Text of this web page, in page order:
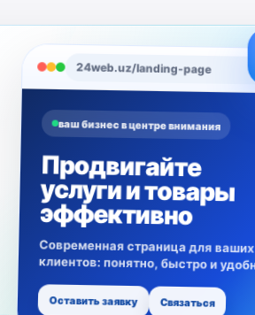
24web.uz/landing-page
ваш бизнес в центре внимания
Продвигайте
услуги и товары
эффективно
Современная страница для ваших
клиентов: понятно, быстро и удобно.
Оставить заявку Связаться